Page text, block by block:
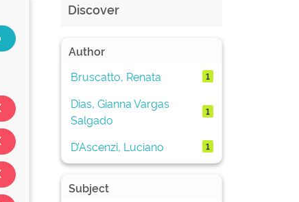
Discover
Author
Bruscatto, Renata
1
Dias, Gianna Vargas
Salgado
1
D’Ascenzi, Luciano 1
Subject